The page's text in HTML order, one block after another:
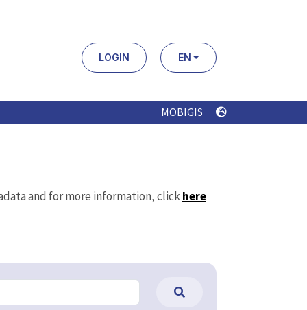
LOGIN EN
MOBIGIS
and for more information, clickhere